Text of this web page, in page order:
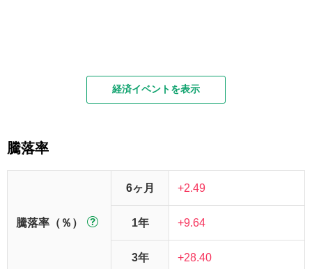
経済イベントを表示
騰落率
騰落率（％）
6ヶ月 +2.49
1年 +9.64
3年 +28.40